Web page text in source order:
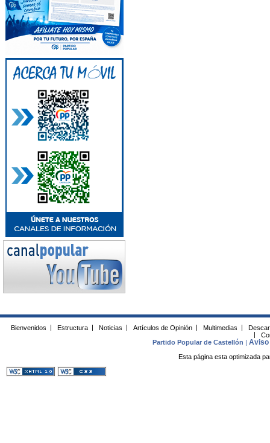
Bienvenidos | Estructura | Noticias | Artículos de Opinión | Multimedias |
|
Partido Popular de Castellón |Aviso
Esta página esta optimizada